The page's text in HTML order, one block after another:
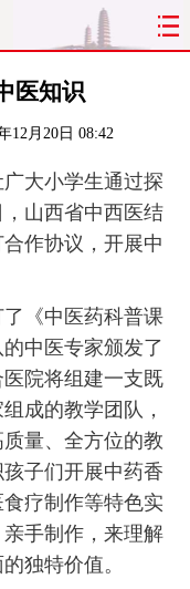
原
明 出行
专题
务 教育
原 网罗民生
评 社区
医知识
12月20日 08:42
大小学生通过探
山西省中西医结
作协议，开展中
《中医药科普课
中医专家颁发了
院将组建一支既
成的教学团队，
量、全方位的教
子们开展中药香
疗制作等特色实
手制作，来理解
独特价值。